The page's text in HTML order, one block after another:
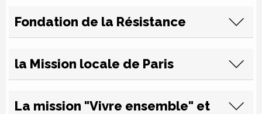
Fondation de la Résistance
la Mission locale de Paris
La mission "Vivre ensemble" et